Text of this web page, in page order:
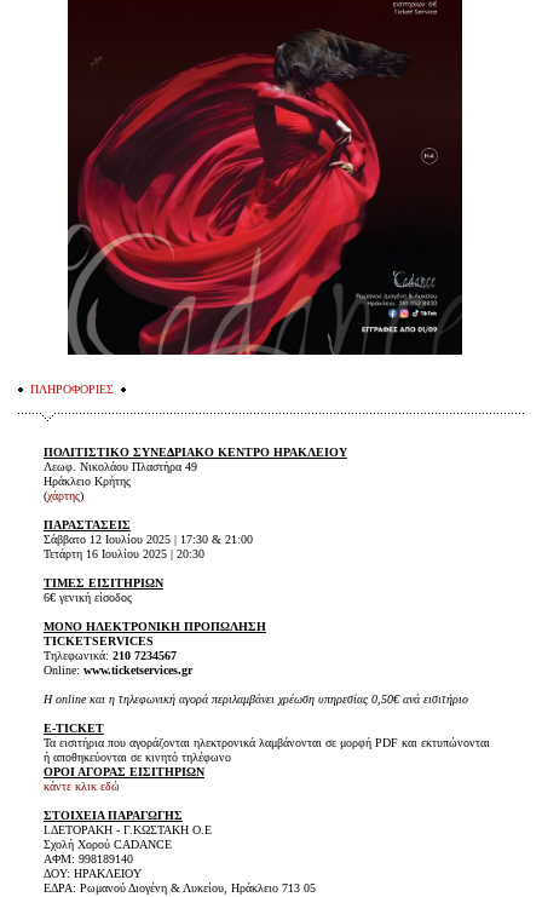
ΠΛΗΡΟΦΟΡΙΕΣ
ΠΟΛΙΤΙΣΤΙΚΟ ΣΥΝΕΔΡΙΑΚΟ ΚΕΝΤΡΟ ΗΡΑΚΛΕΙΟΥ
Λεωφ. Νικολάου Πλαστήρα 49
Ηράκλειο Κρήτης
(χάρτης)
ΠΑΡΑΣΤΑΣΕΙΣ
Σάββατο 12 Ιουλίου 2025 | 17:30 & 21:00
Τετάρτη 16 Ιουλίου 2025 | 20:30
ΤΙΜΕΣ ΕΙΣΙΤΗΡΙΩΝ
6€ γενική είσοδος
ΜΟΝΟ ΗΛΕΚΤΡΟΝΙΚΗ ΠΡΟΠΩΛΗΣΗ
TICKETSERVICES
Τηλεφωνικά: 210 7234567
Online: www.ticketservices.gr
H online και η τηλεφωνική αγορά περιλαμβάνει χρέωση υπηρεσίας 0,50€ ανά εισιτήριο
E-TICKET
Τα εισιτήρια που αγοράζονται ηλεκτρονικά λαμβάνονται σε μορφή PDF και εκτυπώνονται
ή αποθηκεύονται σε κινητό τηλέφωνο
ΟΡΟΙ ΑΓΟΡΑΣ ΕΙΣΙΤΗΡΙΩΝ
κάντε κλικ εδώ
ΣΤΟΙΧΕΙΑ ΠΑΡΑΓΩΓΗΣ
I.ΔΕΤΟΡΑΚΗ - Γ.ΚΩΣΤΑΚΗ Ο.Ε
Σχολή Χορού CADANCE
ΑΦΜ: 998189140
ΔΟΥ: ΗΡΑΚΛΕΙΟΥ
ΕΔΡΑ: Ρωμανού Διογένη & Λυκείου, Ηράκλειο 713 05